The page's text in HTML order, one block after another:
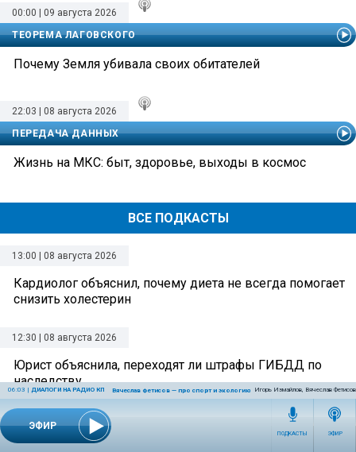
ЭФИР
06:03 | ДИАЛОГИ НА РАДИО КП Вячеслав Фетисов — про спорт и экологию Игорь Измайлов, Вячеслав Фетисов
ПОДКАСТЫ ЭФИР
ВСЕ ПОДКАСТЫ
00:00 | 09 августа 2026
ТЕОРЕМА ЛАГОВСКОГО
Почему Земля убивала своих обитателей
22:03 | 08 августа 2026
ПЕРЕДАЧА ДАННЫХ
Жизнь на МКС: быт, здоровье, выходы в космос
13:00 | 08 августа 2026
Кардиолог объяснил, почему диета не всегда помогает
снизить холестерин
12:30 | 08 августа 2026
Юрист объяснила, переходят ли штрафы ГИБДД по
наследству
12:00 | 08 августа 2026
Миколог рассказал, как найти грибные места в лесу